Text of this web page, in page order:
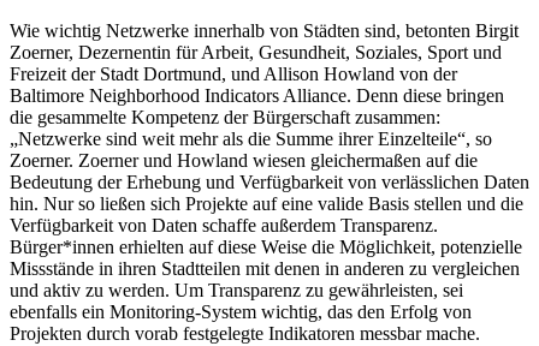
Wie wichtig Netzwerke innerhalb von Städten sind, betonten Birgit
Zoerner, Dezernentin für Arbeit, Gesundheit, Soziales, Sport und
Freizeit der Stadt Dortmund, und Allison Howland von der
Baltimore Neighborhood Indicators Alliance. Denn diese bringen
die gesammelte Kompetenz der Bürgerschaft zusammen:
„Netzwerke sind weit mehr als die Summe ihrer Einzelteile“, so
Zoerner. Zoerner und Howland wiesen gleichermaßen auf die
Bedeutung der Erhebung und Verfügbarkeit von verlässlichen Daten
hin. Nur so ließen sich Projekte auf eine valide Basis stellen und die
Verfügbarkeit von Daten schaffe außerdem Transparenz.
Bürger*innen erhielten auf diese Weise die Möglichkeit, potenzielle
Missstände in ihren Stadtteilen mit denen in anderen zu vergleichen
und aktiv zu werden. Um Transparenz zu gewährleisten, sei
ebenfalls ein Monitoring-System wichtig, das den Erfolg von
Projekten durch vorab festgelegte Indikatoren messbar mache.